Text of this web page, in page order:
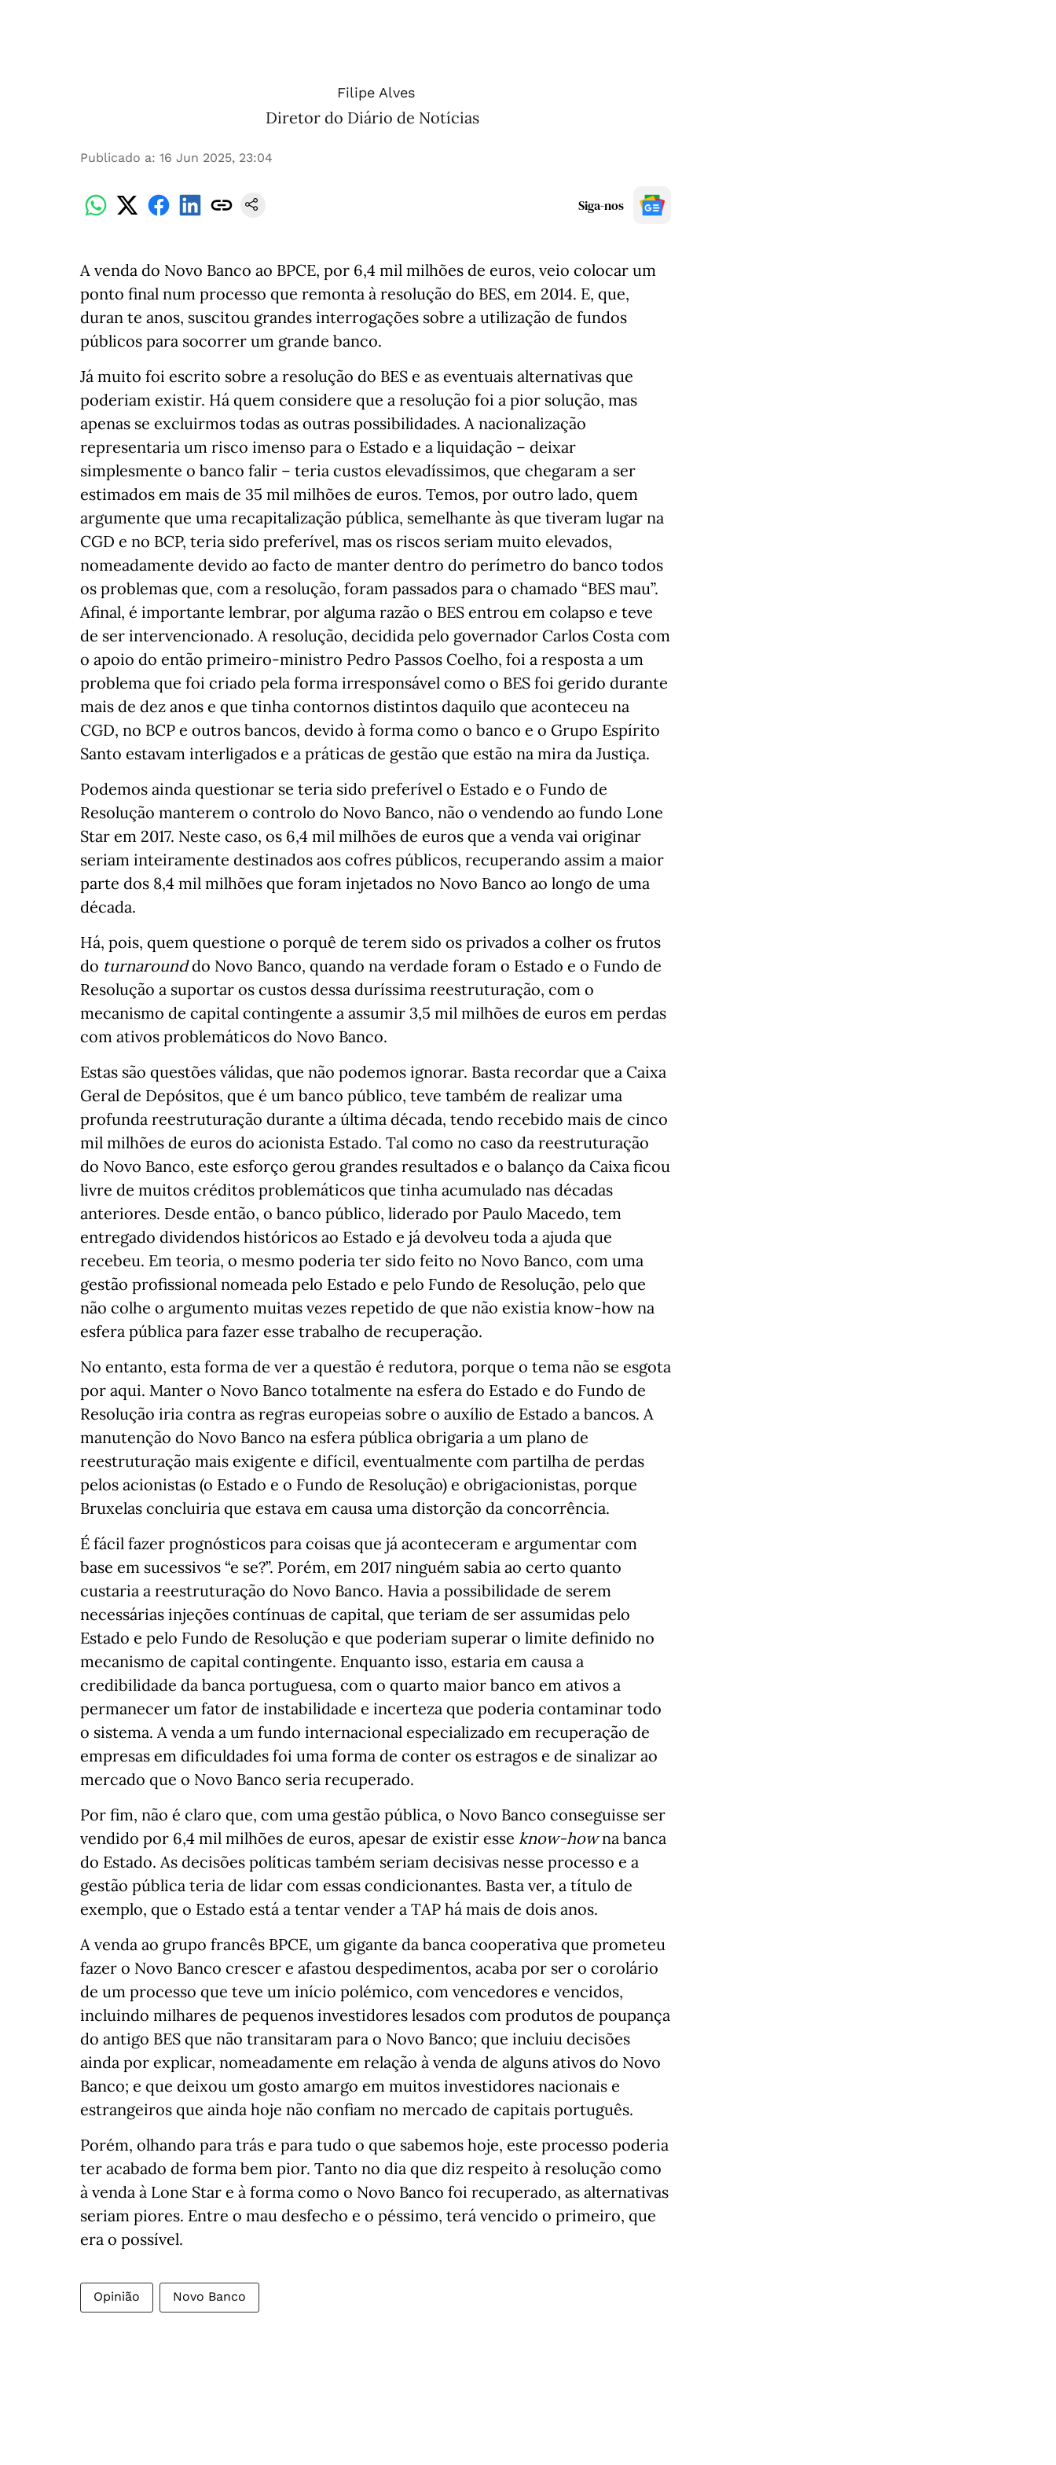
Filipe Alves
Diretor do Diário de Notícias
Publicado a: 16 Jun 2025, 23:04
Siga-nos
A venda do Novo Banco ao BPCE, por 6,4 mil milhões de euros, veio colocar um
ponto final num processo que remonta à resolução do BES, em 2014. E, que,
duran te anos, suscitou grandes interrogações sobre a utilização de fundos
públicos para socorrer um grande banco.
Já muito foi escrito sobre a resolução do BES e as eventuais alternativas que
poderiam existir. Há quem considere que a resolução foi a pior solução, mas
apenas se excluirmos todas as outras possibilidades. A nacionalização
representaria um risco imenso para o Estado e a liquidação – deixar
simplesmente o banco falir – teria custos elevadíssimos, que chegaram a ser
estimados em mais de 35 mil milhões de euros. Temos, por outro lado, quem
argumente que uma recapitalização pública, semelhante às que tiveram lugar na
CGD e no BCP, teria sido preferível, mas os riscos seriam muito elevados,
nomeadamente devido ao facto de manter dentro do perímetro do banco todos
os problemas que, com a resolução, foram passados para o chamado “BES mau”.
Afinal, é importante lembrar, por alguma razão o BES entrou em colapso e teve
de ser intervencionado. A resolução, decidida pelo governador Carlos Costa com
o apoio do então primeiro-ministro Pedro Passos Coelho, foi a resposta a um
problema que foi criado pela forma irresponsável como o BES foi gerido durante
mais de dez anos e que tinha contornos distintos daquilo que aconteceu na
CGD, no BCP e outros bancos, devido à forma como o banco e o Grupo Espírito
Santo estavam interligados e a práticas de gestão que estão na mira da Justiça.
Podemos ainda questionar se teria sido preferível o Estado e o Fundo de
Resolução manterem o controlo do Novo Banco, não o vendendo ao fundo Lone
Star em 2017. Neste caso, os 6,4 mil milhões de euros que a venda vai originar
seriam inteiramente destinados aos cofres públicos, recuperando assim a maior
parte dos 8,4 mil milhões que foram injetados no Novo Banco ao longo de uma
década.
Há, pois, quem questione o porquê de terem sido os privados a colher os frutos
do turnarounddo Novo Banco, quando na verdade foram o Estado e o Fundo de
Resolução a suportar os custos dessa duríssima reestruturação, com o
mecanismo de capital contingente a assumir 3,5 mil milhões de euros em perdas
com ativos problemáticos do Novo Banco.
Estas são questões válidas, que não podemos ignorar. Basta recordar que a Caixa
Geral de Depósitos, que é um banco público, teve também de realizar uma
profunda reestruturação durante a última década, tendo recebido mais de cinco
mil milhões de euros do acionista Estado. Tal como no caso da reestruturação
do Novo Banco, este esforço gerou grandes resultados e o balanço da Caixa ficou
livre de muitos créditos problemáticos que tinha acumulado nas décadas
anteriores. Desde então, o banco público, liderado por Paulo Macedo, tem
entregado dividendos históricos ao Estado e já devolveu toda a ajuda que
recebeu. Em teoria, o mesmo poderia ter sido feito no Novo Banco, com uma
gestão profissional nomeada pelo Estado e pelo Fundo de Resolução, pelo que
não colhe o argumento muitas vezes repetido de que não existia know-how na
esfera pública para fazer esse trabalho de recuperação.
No entanto, esta forma de ver a questão é redutora, porque o tema não se esgota
por aqui. Manter o Novo Banco totalmente na esfera do Estado e do Fundo de
Resolução iria contra as regras europeias sobre o auxílio de Estado a bancos. A
manutenção do Novo Banco na esfera pública obrigaria a um plano de
reestruturação mais exigente e difícil, eventualmente com partilha de perdas
pelos acionistas (o Estado e o Fundo de Resolução) e obrigacionistas, porque
Bruxelas concluiria que estava em causa uma distorção da concorrência.
É fácil fazer prognósticos para coisas que já aconteceram e argumentar com
base em sucessivos “e se?”. Porém, em 2017 ninguém sabia ao certo quanto
custaria a reestruturação do Novo Banco. Havia a possibilidade de serem
necessárias injeções contínuas de capital, que teriam de ser assumidas pelo
Estado e pelo Fundo de Resolução e que poderiam superar o limite definido no
mecanismo de capital contingente. Enquanto isso, estaria em causa a
credibilidade da banca portuguesa, com o quarto maior banco em ativos a
permanecer um fator de instabilidade e incerteza que poderia contaminar todo
o sistema. A venda a um fundo internacional especializado em recuperação de
empresas em dificuldades foi uma forma de conter os estragos e de sinalizar ao
mercado que o Novo Banco seria recuperado.
Por fim, não é claro que, com uma gestão pública, o Novo Banco conseguisse ser
vendido por 6,4 mil milhões de euros, apesar de existir esse know-howna banca
do Estado. As decisões políticas também seriam decisivas nesse processo e a
gestão pública teria de lidar com essas condicionantes. Basta ver, a título de
exemplo, que o Estado está a tentar vender a TAP há mais de dois anos.
A venda ao grupo francês BPCE, um gigante da banca cooperativa que prometeu
fazer o Novo Banco crescer e afastou despedimentos, acaba por ser o corolário
de um processo que teve um início polémico, com vencedores e vencidos,
incluindo milhares de pequenos investidores lesados com produtos de poupança
do antigo BES que não transitaram para o Novo Banco; que incluiu decisões
ainda por explicar, nomeadamente em relação à venda de alguns ativos do Novo
Banco; e que deixou um gosto amargo em muitos investidores nacionais e
estrangeiros que ainda hoje não confiam no mercado de capitais português.
Porém, olhando para trás e para tudo o que sabemos hoje, este processo poderia
ter acabado de forma bem pior. Tanto no dia que diz respeito à resolução como
à venda à Lone Star e à forma como o Novo Banco foi recuperado, as alternativas
seriam piores. Entre o mau desfecho e o péssimo, terá vencido o primeiro, que
era o possível.
Opinião Novo Banco